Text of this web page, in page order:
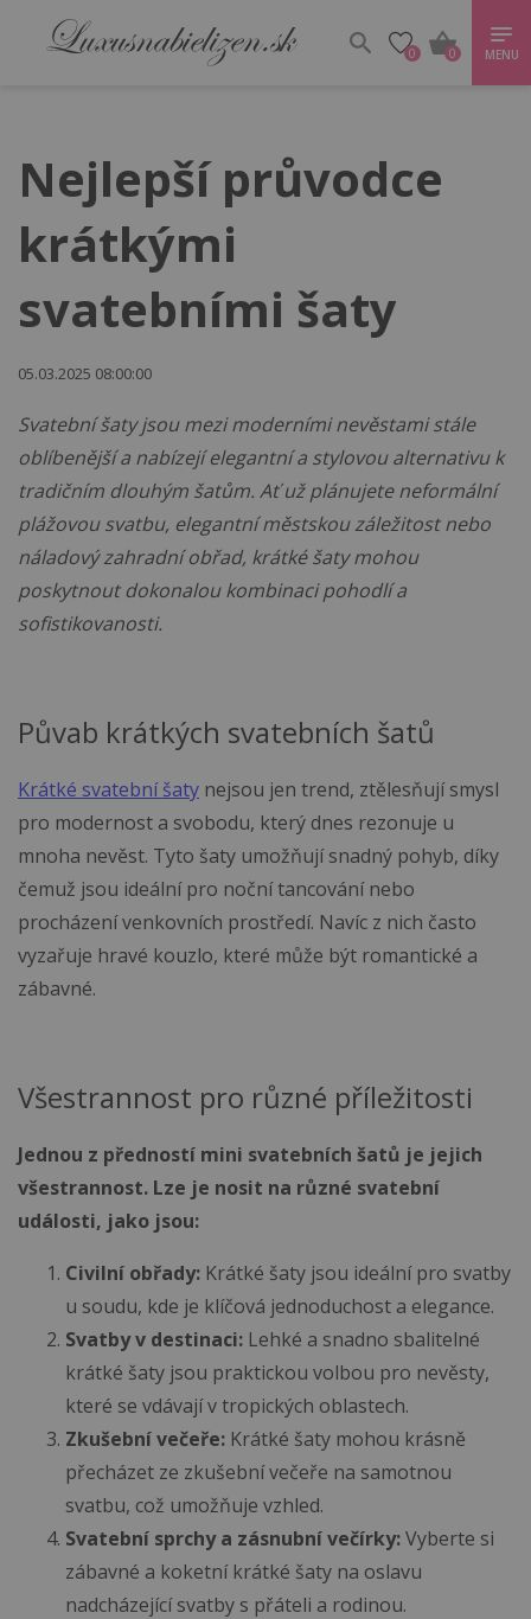
0 0 MENU
Nejlepší průvodce
krátkými
svatebními šaty
05.03.2025 08:00:00
Svatební šaty jsou mezi moderními nevěstami stále
oblíbenější a nabízejí elegantní a stylovou alternativu k
tradičním dlouhým šatům. Ať už plánujete neformální
plážovou svatbu, elegantní městskou záležitost nebo
náladový zahradní obřad, krátké šaty mohou
poskytnout dokonalou kombinaci pohodlí a
sofistikovanosti.
Půvab krátkých svatebních šatů
Krátké svatební šaty nejsou jen trend, ztělesňují smysl
pro modernost a svobodu, který dnes rezonuje u
mnoha nevěst. Tyto šaty umožňují snadný pohyb, díky
čemuž jsou ideální pro noční tancování nebo
procházení venkovních prostředí. Navíc z nich často
vyzařuje hravé kouzlo, které může být romantické a
zábavné.
Všestrannost pro různé příležitosti
Jednou z předností mini svatebních šatů je jejich
všestrannost. Lze je nosit na různé svatební
události, jako jsou:
Civilní obřady: Krátké šaty jsou ideální pro svatby
u soudu, kde je klíčová jednoduchost a elegance.
Svatby v destinaci: Lehké a snadno sbalitelné
krátké šaty jsou praktickou volbou pro nevěsty,
které se vdávají v tropických oblastech.
Zkušební večeře: Krátké šaty mohou krásně
přecházet ze zkušební večeře na samotnou
svatbu, což umožňuje vzhled.
Svatební sprchy a zásnubní večírky:Vyberte si
zábavné a koketní krátké šaty na oslavu
nadcházející svatby s přáteli a rodinou.